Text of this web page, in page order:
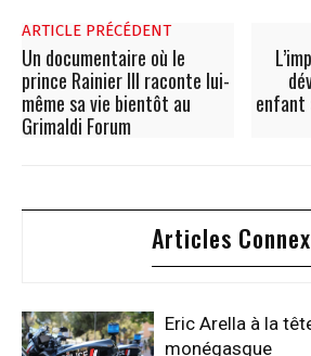
ARTICLE PRÉCÉDENT
Un documentaire où le
prince Rainier III raconte lui-
même sa vie bientôt au
Grimaldi Forum
enfant
Articles
Eric Arella à la
monégasque